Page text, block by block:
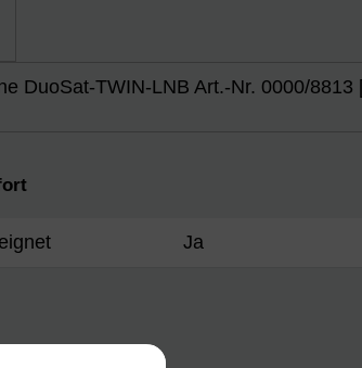
DuoSat-TWIN-LNB Art.-Nr. 0000/8813
Ja